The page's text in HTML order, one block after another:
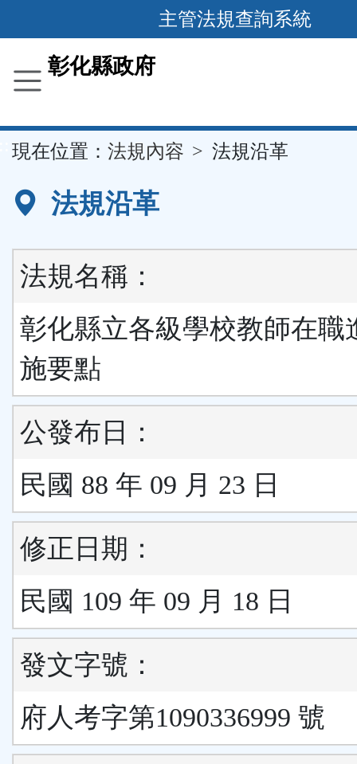
到
要
容
區
主管法規查詢系統
彰化縣政府
現在位置： 法規內容 法規沿革
法規沿革
法規名稱：
彰化縣立各級學校教師在職
施要點
公發布日：
民國 88 年 09 月 23 日
修正日期：
民國 109 年 09 月 18 日
發文字號：
府人考字第1090336999 號